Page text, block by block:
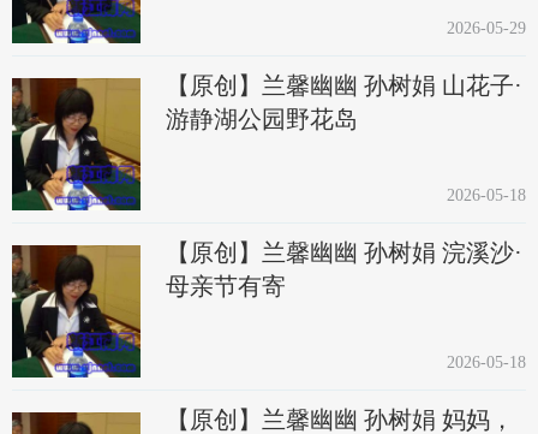
2026-05-29
【原创】兰馨幽幽 孙树娟 山花子·
游静湖公园野花岛
2026-05-18
【原创】兰馨幽幽 孙树娟 浣溪沙·
母亲节有寄
2026-05-18
【原创】兰馨幽幽 孙树娟 妈妈，